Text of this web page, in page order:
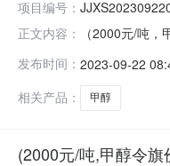
项目编号：
正文内容：
（2000元/吨
场）公布东北
发布时间： 2023-09-22
相关产品：
甲醇
(2000元/吨,甲醇令